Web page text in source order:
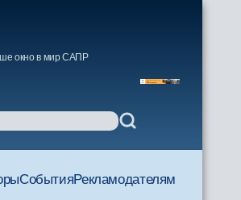
окно в мир САПР
СобытияРекламодателям